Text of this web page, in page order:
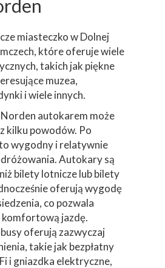
miasteczko w Dolnej
które oferuje wiele
takich jak piękne
muzea,
i wiele innych.
autokarem może
kilku powodów. Po
wygodny i relatywnie
Autokary są
bilety lotnicze lub bilety
oferują wygodę
co pozwala
komfortową jazdę.
oferują zazwyczaj
takie jak bezpłatny
i gniazdka elektryczne,